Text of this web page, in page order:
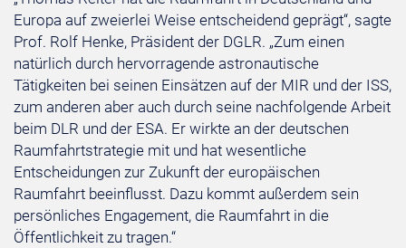
Europa auf zweierlei Weise entscheidend geprägt“, sagte
Prof. Rolf Henke, Präsident der DGLR. „Zum einen
natürlich durch hervorragende astronautische
Tätigkeiten bei seinen Einsätzen auf der MIR und der ISS,
zum anderen aber auch durch seine nachfolgende Arbeit
beim DLR und der ESA. Er wirkte an der deutschen
Raumfahrtstrategie mit und hat wesentliche
Entscheidungen zur Zukunft der europäischen
Raumfahrt beeinflusst. Dazu kommt außerdem sein
persönliches Engagement, die Raumfahrt in die
Öffentlichkeit zu tragen.“